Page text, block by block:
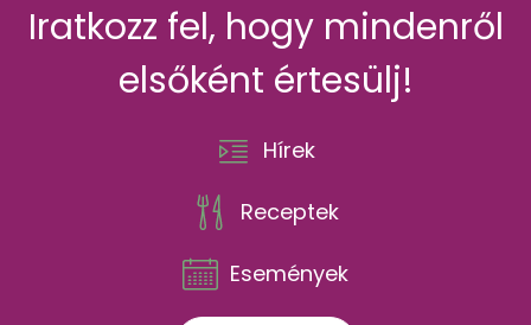
Iratkozz fel, hogy mindenről
elsőként értesülj!
Hírek
Receptek
Események